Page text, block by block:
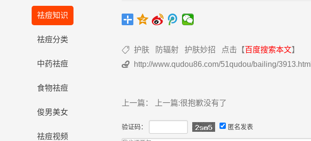
祛痘知识
祛痘分类
中药祛痘
食物祛痘
俊男美女
祛痘视频
 护肤 防辐射 护肤妙招 点击【百度搜索本文】
 http://www.qudou86.com/51qudou/bailing/3913.html
上一篇： 上一篇:很抱歉没有了
验证码： 匿名发表